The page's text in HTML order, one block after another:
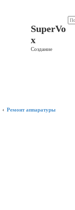
SuperVo
x
Создание
Ремонт аппаратуры